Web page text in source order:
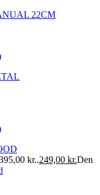
22CM
kr..249,00 kr.Den